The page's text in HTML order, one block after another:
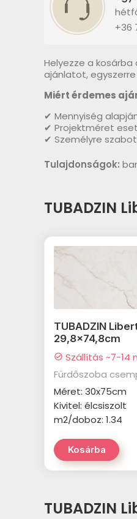
+36
Helyezze a
ajánlatot,
Miért érdemes
✔ Mennyiség
✔ Projektméret
✔ Személyre
Tulajdonságok:
TUBADZIN
TUBADZIN
29,8x74,8cm
check_circle Szállítás ~7-14
Fürdőszoba
Méret: 30x75cm
Kivitel: élcsiszolt
m2/doboz: 1.34
Kosárba
TUBADZIN